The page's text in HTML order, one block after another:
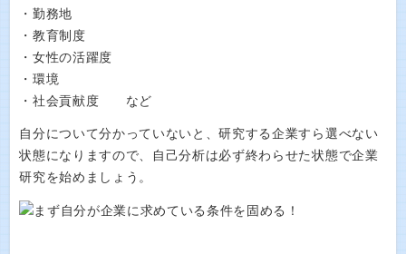
・勤務地
・教育制度
・女性の活躍度
・環境
・社会貢献度 など
自分について分かっていないと、研究する企業すら選べない
状態になりますので、自己分析は必ず終わらせた状態で企業
研究を始めましょう。